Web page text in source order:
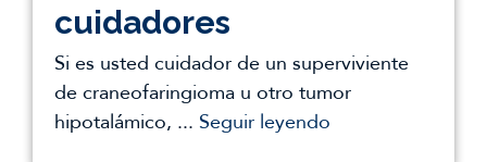
cuidadores
Si es usted cuidador de un superviviente
de craneofaringioma u otro tumor
hipotalámico, ... Seguir leyendo